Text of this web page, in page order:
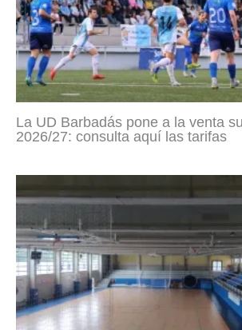
La UD Barbadás pone a la venta
2026/27: consulta aquí las tarifas